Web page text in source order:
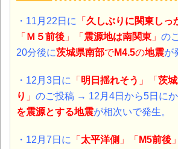
・11月22日に 「 久しぶりに関東しっ
「 Ｍ５前後 」「 震源地は南関東 」 の
20分後に茨城県南部でM4.5の地震が
・12月3日に 「 明日 揺れそう 」「 茨
り 」 のご投稿 → 12月4日から5日 に
を震源とする地震が相次いで発生。
・12月7日に 「 太平洋側 」「 M5前後